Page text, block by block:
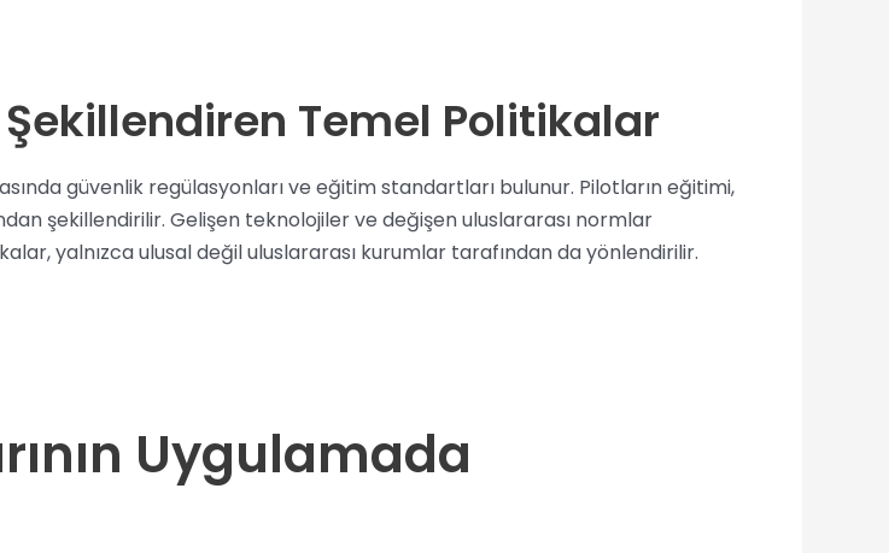
Temel Politikalar
güvenlik regülasyonları ve eğitim standartları bulunur. Pilotların eğitimi,
şekillendirilir. Gelişen teknolojiler ve değişen uluslararası normlar
yalnızca ulusal değil uluslararası kurumlar tarafından da yönlendirilir.
Uygulamada